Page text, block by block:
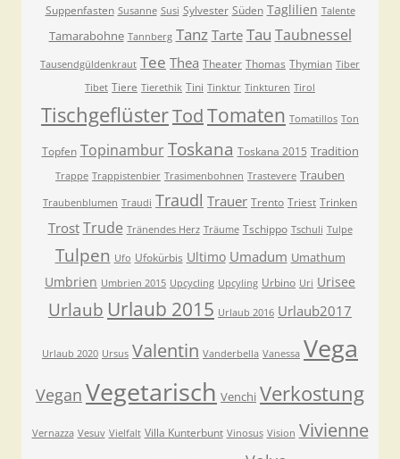
Suppenfasten Susanne Susi Sylvester Süden Taglilien Talente
Tamarabohne Tannberg Tanz Tarte Tau Taubnessel
Tausendgüldenkraut Tee Thea Theater Thomas Thymian Tiber
Tibet Tiere Tierethik Tini Tinktur Tinkturen Tirol
TischgeflüsterTodTomaten Tomatillos Ton
Topfen Topinambur Toskana Toskana 2015 Tradition
Trappe Trappistenbier Trasimenbohnen Trastevere Trauben
Traubenblumen Traudi Traudl Trauer Trento Triest Trinken
Trost Trude Tränendes Herz Träume Tschippo Tschuli Tulpe
Tulpen Ufo Ufokürbis Ultimo Umadum Umathum
Umbrien Umbrien 2015 Upcycling Upcyling Urbino Uri Urisee
Urlaub Urlaub 2015 Urlaub 2016 Urlaub2017
Urlaub 2020 Ursus Valentin Vanderbella Vanessa Vega
Vegan Vegetarisch Venchi Verkostung
Vernazza Vesuv Vielfalt Villa Kunterbunt Vinosus Vision Vivienne